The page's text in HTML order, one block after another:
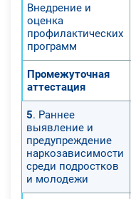
Внедрение и
оценка
профилактических
программ
Промежуточная
аттестация
5. Раннее
выявление и
предупреждение
наркозависимости
среди подростков
и молодежи